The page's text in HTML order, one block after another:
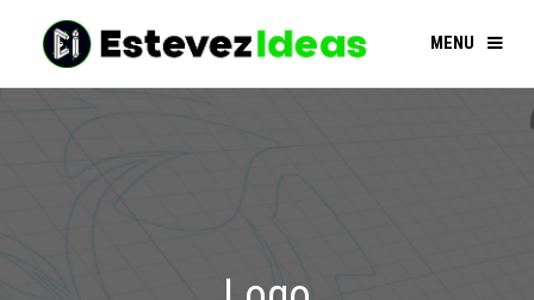
MENU